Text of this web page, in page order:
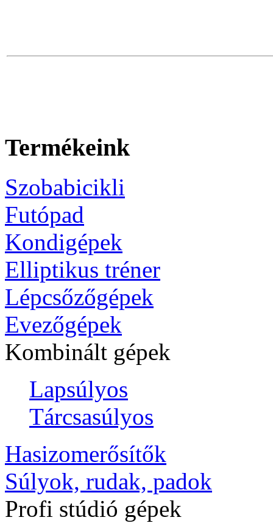
Termékeink
Szobabicikli
Futópad
Kondigépek
Elliptikus tréner
Lépcsőzőgépek
Evezőgépek
Kombinált gépek
Lapsúlyos
Tárcsasúlyos
Hasizomerősítők
Súlyok, rudak, padok
Profi stúdió gépek